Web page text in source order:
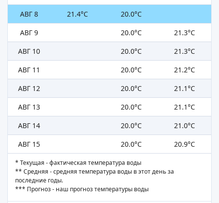
АВГ 8 21.4°C
20.0°C
АВГ 9
20.0°C
21.3°C
АВГ 10
20.0°C
21.3°C
АВГ 11
20.0°C
21.2°C
АВГ 12
20.0°C
21.1°C
АВГ 13
20.0°C
21.1°C
АВГ 14
20.0°C
21.0°C
АВГ 15
20.0°C 20.9°C
* Текущая - фактическая температура воды
** Средняя - средняя температура воды в этот день за
последние годы.
*** Прогноз - наш прогноз температуры воды